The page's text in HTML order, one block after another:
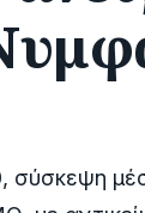
σύσκεψη